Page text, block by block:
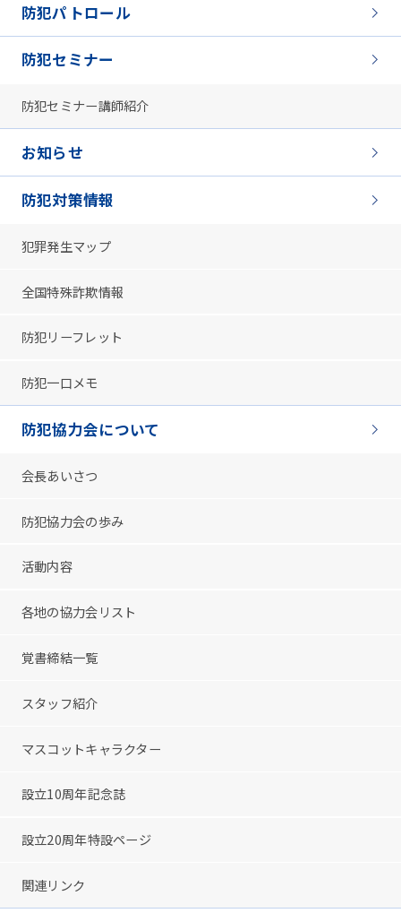
防犯パトロール
防犯セミナー
防犯セミナー講師紹介
お知らせ
防犯対策情報
犯罪発生マップ
全国特殊詐欺情報
防犯リーフレット
防犯一口メモ
防犯協力会について
会長あいさつ
防犯協力会の歩み
活動内容
各地の協力会リスト
覚書締結一覧
スタッフ紹介
マスコットキャラクター
設立10周年記念誌
設立20周年特設ページ
関連リンク